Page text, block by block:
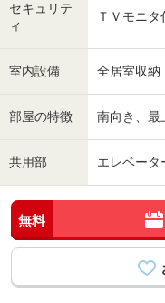
セキュリテ
ィ
ＴＶモニ
室内設備 全居室収納
部屋の特徴 南向き、最
共用部 エレベータ
無料